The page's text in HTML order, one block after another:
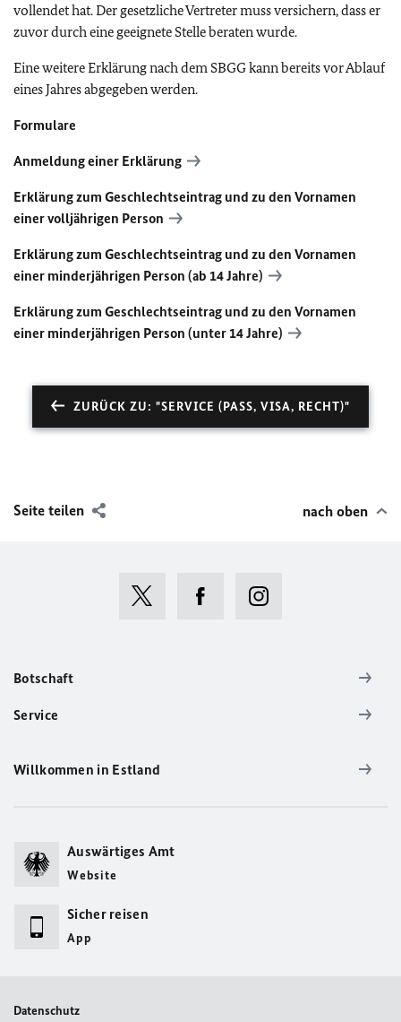
vollendet hat. Der gesetzliche Vertreter muss versichern, dass er
zuvor durch eine geeignete Stelle beraten wurde.
Eine weitere Erklärung nach dem SBGG kann bereits vor Ablauf
eines Jahres abgegeben werden.
Formulare
Anmeldung einer Erklärung
Erklärung zum Geschlechtseintrag und zu den Vornamen
einer volljährigen Person
Erklärung zum Geschlechtseintrag und zu den Vornamen
einer minderjährigen Person (ab 14 Jahre)
Erklärung zum Geschlechtseintrag und zu den Vornamen
einer minderjährigen Person (unter 14 Jahre)
ZURÜCK ZU: "SERVICE (PASS, VISA, RECHT)"
Seite teilen nach oben
Botschaft
Service
Willkommen in Estland
Auswärtiges Amt
Website
Sicher reisen
App
Datenschutz